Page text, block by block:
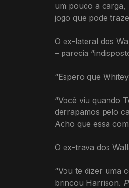
um pouco a
jogo que pode
O ex-lateral dos
– parecia
“Espero que
“Você viu quando
derrapamos pelo
Acho que essa
O ex-trava dos
“Vou te dizer uma
brincou Harrison.